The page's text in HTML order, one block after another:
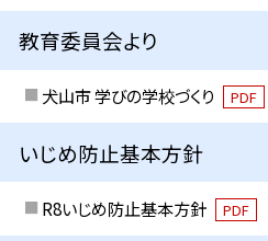
教育委員会より
犬山市 学びの学校づくり PDF
いじめ防止基本方針
R8いじめ防止基本方針 PDF